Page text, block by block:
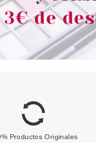
Productos Originales